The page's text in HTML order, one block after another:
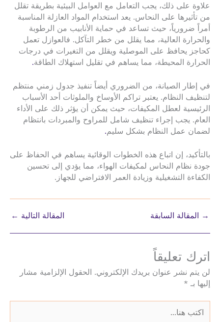
علاوة على ذلك، يجب التعامل مع العوامل البيئية بطريقة تقلل
من تأثيرها على النحاس. يعد استخدام المواد العازلة المناسبة
أمراً ضرورياً، حيث تساعد في حماية الأنابيب من الرطوبة
والحرارة العالية، مما يقلل من خطر التآكل. فالعوازل تعمل
كحاجز يحافظ على الموصلية ويقلل من التغيرات في درجات
الحرارة المحيطة، مما يساهم في تقليل استهلاك الطاقة.
في إطار الصيانة، من الضروري أيضاً تنفيذ جدول زمني منتظم
لتنظيف النظام. يعتبر تراكم الأوساخ والملوثات أحد الأسباب
الرئيسية لعطل المكيفات، حيث يمكن أن يؤثر ذلك على الأداء
العام. يجب إجراء تنظيف شامل للمراوح والمبردات بانتظام
لضمان عمل النظام بشكل سليم.
بالتأكيد، إن اتباع هذه الخطوات الوقائية يساهم في الحفاظ على
جودة نظام النحاس لمكيفات الهواء، مما يؤدي إلى تحسين
الكفاءة التشغيلية وزيادة العمر الافتراضي للجهاز.
→ المقالة السابقة المقالة التالية ←
اترك تعليقاً
لن يتم نشر عنوان بريدك الإلكتروني.
الحقول الإلزامية مشار
إليها بـ *
هنا...